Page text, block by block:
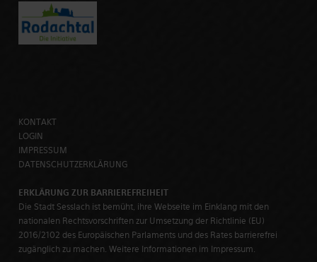
KONTAKT
LOGIN
IMPRESSUM
DATENSCHUTZERKLÄRUNG
ERKLÄRUNG ZUR BARRIEREFREIHEIT
Die Stadt Sesslach ist bemüht, ihre Webseite im Einklang mit den
nationalen Rechtsvorschriften zur Umsetzung der Richtlinie (EU)
2016/2102 des Europäischen Parlaments und des Rates barrierefrei
zugänglich zu machen. Weitere Informationen im Impressum.